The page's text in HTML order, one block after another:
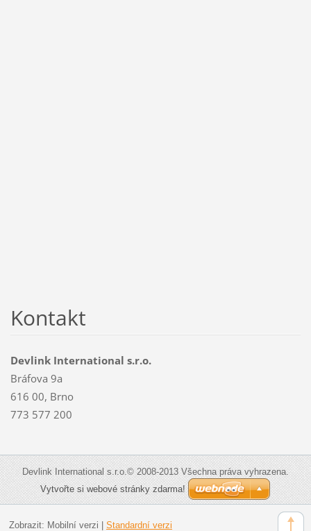
Kontakt
Devlink International s.r.o.
Bráfova 9a
616 00, Brno
773 577 200
Devlink International s.r.o.© 2008-2013 Všechna práva vyhrazena.
Vytvořte si webové stránky zdarma!
Zobrazit: Mobilní verzi Standardní verzi